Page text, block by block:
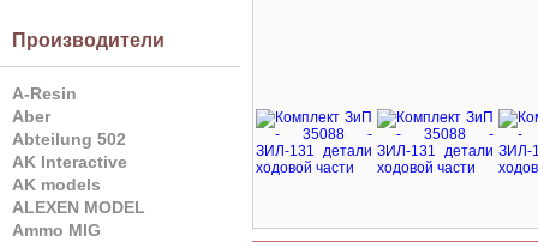
Производители
A-Resin
Aber
Abteilung 502
AK Interactive
AK models
ALEXEN MODEL
Ammo MIG